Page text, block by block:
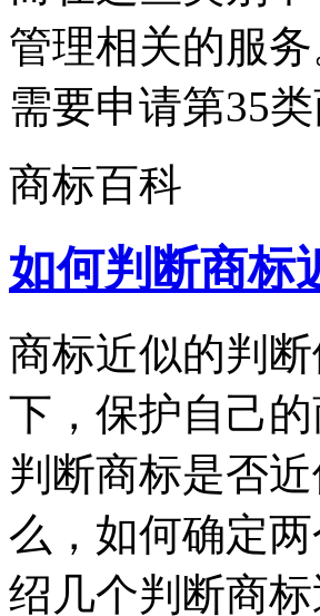
管理相关的服
需要申请第35
商标百科
如何判断商标
商标近似的判
下，保护自己
判断商标是否
么，如何确定
绍几个判断商